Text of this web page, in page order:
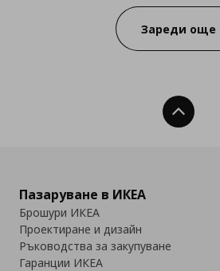
Зареди още
Нагоре
Пазаруване в ИКЕА
Брошури ИКЕА
Проектиране и дизайн
Ръководства за закупуване
Гаранции ИКЕА